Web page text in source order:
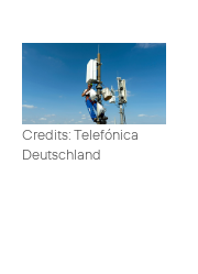
Credits: Telefónica
Deutschland